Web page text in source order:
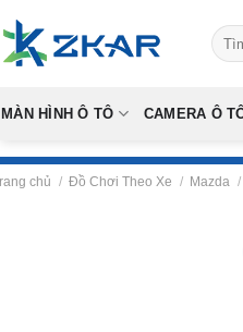
to
content
Tìm
kiếm:
MÀN HÌNH Ô TÔ CAMERA Ô
chủ / Đồ Chơi Theo Xe / Mazda /